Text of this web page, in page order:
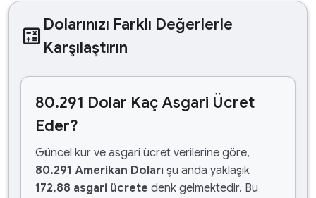
calculate Dolarınızı Farklı Değerlerle
Karşılaştırın
80.291 Dolar Kaç Asgari Ücret
Eder?
Güncel kur ve asgari ücret verilerine göre,
80.291 Amerikan Doları şu anda yaklaşık
172,88 asgari ücrete denk gelmektedir. Bu